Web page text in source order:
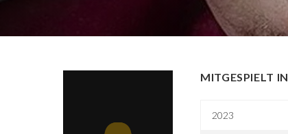
MITGESPIELT IN
2023